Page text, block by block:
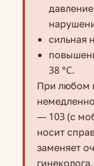
сильная
38 °C.
При любом
— 103 (с
носит
заменяет
гинеколога.